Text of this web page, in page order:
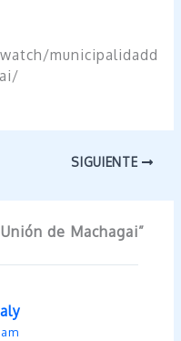
municipalidadd
SIGUIENTE
de Machagai”